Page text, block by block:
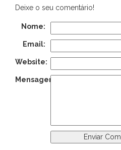
Deixe o seu comentário!
Nome:
Email:
Website:
Mensagem: